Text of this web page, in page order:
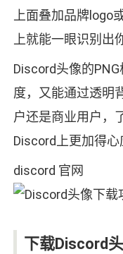
上面叠加品牌logo
上就能一眼识别出
Discord头像的
度，又能通过透明
户还是商业用户，
Discord上更加得心
discord 官网
下载Discord